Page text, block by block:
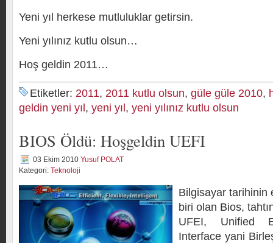
Yeni yıl herkese mutluluklar getirsin.
Yeni yılınız kutlu olsun…
Hoş geldin 2011…
Etiketler: 2011, 2011 kutlu olsun, güle güle 2010,
geldin yeni yıl , yeni yıl , yeni yılınız kutlu olsun
BIOS Öldü: Hoşgeldin UEFI
03 Ekim 2010 Yusuf POLAT
Kategori: Teknoloji
Bilgisayar tarihinin
biri olan Bios,
UFEI, Unified
Interface yani